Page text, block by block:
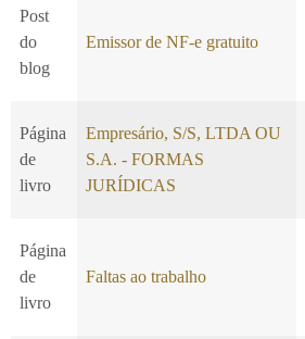
Post
do
blog
Emissor de NF-e gratuito
Página
de
livro
Empresário, S/S, LTDA OU
S.A. - FORMAS
JURÍDICAS
Página
de
livro
Faltas ao trabalho